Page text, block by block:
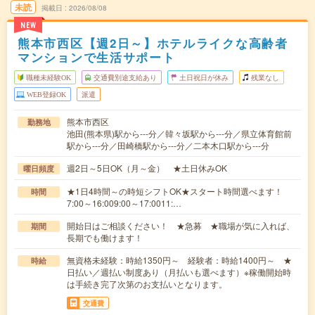
未読
NEW
掲載日 2026/08/08
熊本市西区【週2日～】ホテルライクな高齢者
マンションで生活サポート
職種未経験OK 交通費別途支給あり 土日祝日が休み 残業なし
WEB登録OK 派遣
勤務地
熊本市西区
池田(熊本県)駅から---分／韓々坂駅から---分／県立体育館前
駅から---分／田崎橋駅から---分／二本木口駅から---分
曜日頻度 週2日～5日OK（月～金） ★土日休みOK
時間
★1日4時間～の時短シフトOK★スタート時間選べます！
7:00～16:009:00～17:0011:…
期間
開始日はご相談ください！ ★急募 ★職場が気に入れば、
長期でも働けます！
時給
無資格未経験：時給1350円～ 経験者：時給1400円～ ★
日払い／週払い制度あり（月払いも選べます）※稼働開始時
は手続き完了次第のお支払いとなります。
交通費